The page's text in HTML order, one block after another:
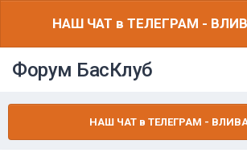
НАШ ЧАТ в ТЕЛЕГРАМ -
Форум БасКлуб
НАШ ЧАТ в ТЕЛЕГРАМ -